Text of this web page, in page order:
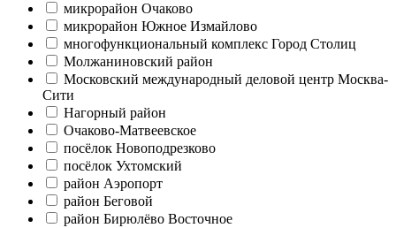
микрорайон Очаково
микрорайон Южное Измайлово
многофункциональный комплекс Город Столиц
Молжаниновский район
Московский международный деловой центр Москва-
Сити
Нагорный район
Очаково-Матвеевское
посёлок Новоподрезково
посёлок Ухтомский
район Аэропорт
район Беговой
район Бирюлёво Восточное